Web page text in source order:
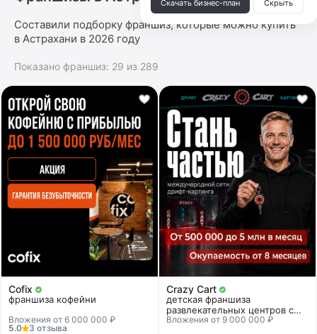
Составили подборку франшиз, которые можно купить
в Астрахани в 2026 году
Показано франшиз: 29 из 289
Cofix
франшиза кофейни
Вложения от 6 000 000 ₽
5.0
3 отзыва
Crazy Cart
детская франшиза
развлекательных центров с
дрифт-картингом
Вложения от 9 000 000 ₽
Скачать бизнес-план Скрыть